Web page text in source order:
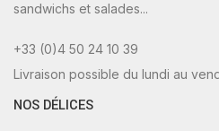
sandwichs et salades...
+33 (0)4 50 24 10 39
Livraison possible du lundi au
NOS DÉLICES